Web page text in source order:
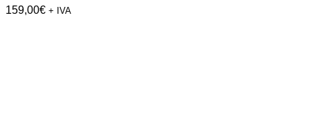
159,00€ + IVA